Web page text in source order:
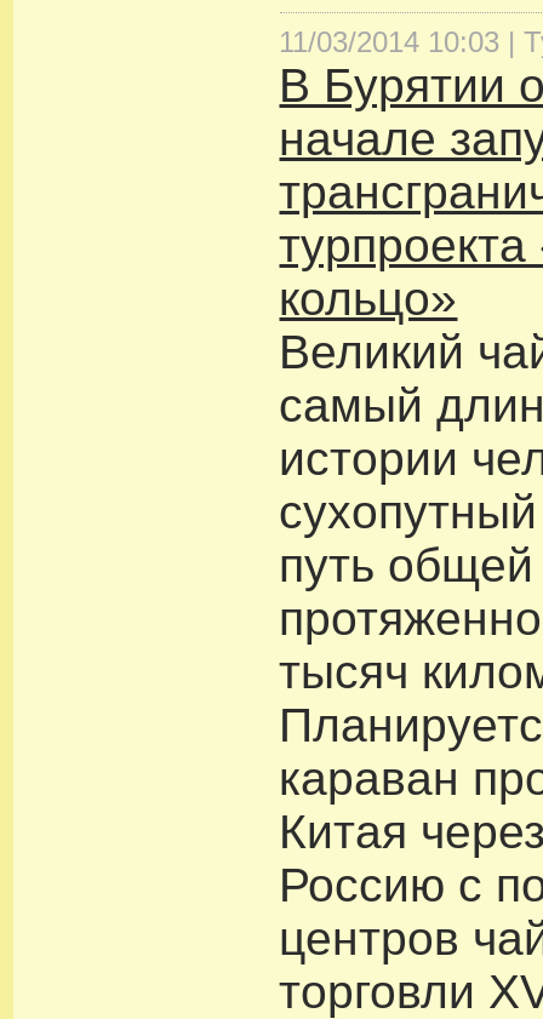
11/03/2014 10:03 |
В Бурятии
начале
кольцо»
Великий
самый
истории
путь общей
тысяч
караван
Китая
Россию с
центров
торговли